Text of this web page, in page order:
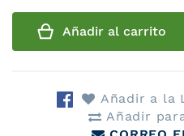
Añadir al carrito
Añadir a la
Añadir